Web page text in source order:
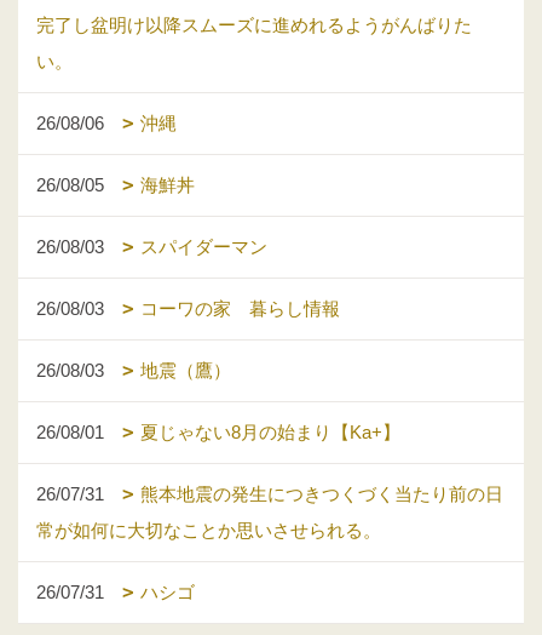
完了し盆明け以降スムーズに進めれるようがんばりた
い。
26/08/06 沖縄
26/08/05 海鮮丼
26/08/03 スパイダーマン
26/08/03 コーワの家 暮らし情報
26/08/03 地震（鷹）
26/08/01 夏じゃない8月の始まり【Ka+】
26/07/31
熊本地震の発生につきつくづく当たり前の日
常が如何に大切なことか思いさせられる。
26/07/31 ハシゴ